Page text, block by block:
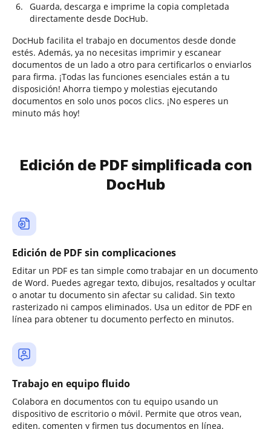
Guarda, descarga e imprime la copia completada
directamente desde DocHub.
DocHub facilita el trabajo en documentos desde donde
estés. Además, ya no necesitas imprimir y escanear
documentos de un lado a otro para certificarlos o enviarlos
para firma. ¡Todas las funciones esenciales están a tu
disposición! Ahorra tiempo y molestias ejecutando
documentos en solo unos pocos clics. ¡No esperes un
minuto más hoy!
Edición de PDF simplificada con
DocHub
Edición de PDF sin complicaciones
Editar un PDF es tan simple como trabajar en un documento
de Word. Puedes agregar texto, dibujos, resaltados y ocultar
o anotar tu documento sin afectar su calidad. Sin texto
rasterizado ni campos eliminados. Usa un editor de PDF en
línea para obtener tu documento perfecto en minutos.
Trabajo en equipo fluido
Colabora en documentos con tu equipo usando un
dispositivo de escritorio o móvil. Permite que otros vean,
editen, comenten y firmen tus documentos en línea.